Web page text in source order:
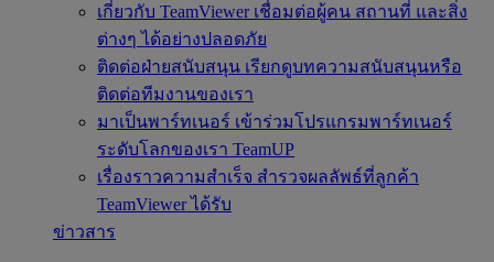
เกี่ยวกับ TeamViewer เชื่อมต่อผู้คน สถานที่ และสิ่ง
ต่างๆ ได้อย่างปลอดภัย
ติดต่อฝ่ายสนับสนุน เรียกดูบทความสนับสนุนหรือ
ติดต่อทีมงานของเรา
มาเป็นพาร์ทเนอร์ เข้าร่วมโปรแกรมพาร์ทเนอร์
ระดับโลกของเรา TeamUP
เรื่องราวความสำเร็จ สำรวจผลลัพธ์ที่ลูกค้า
TeamViewer ได้รับ
ข่าวสาร